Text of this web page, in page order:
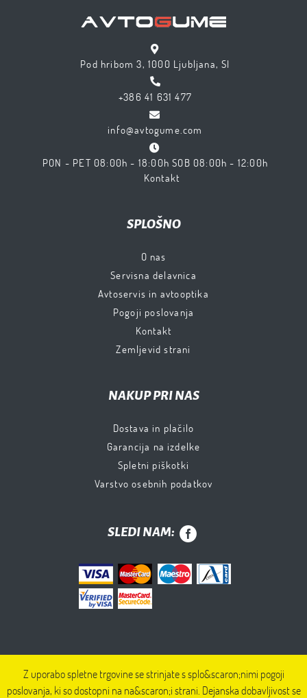
Pod hribom 3, 1000 Ljubljana, SI
+386 41 631 477
info@avtogume.com
PON - PET 08:00h - 18:00h SOB 08:00h - 12:00h
Kontakt
SPLOŠNO
O nas
Servisna delavnica
Avtoservis in avtooptika
Pogoji poslovanja
Kontakt
Zemljevid strani
NAKUP PRI NAS
Dostava in plačilo
Garancija na izdelke
Spletni piškotki
Varstvo osebnih podatkov
SLEDI NAM:
Z uporabo spletne trgovine se strinjate s splo&scaron;nimi pogoji
poslovanja, ki so dostopni na na&scaron;i strani. Dejanska dobavljivost se